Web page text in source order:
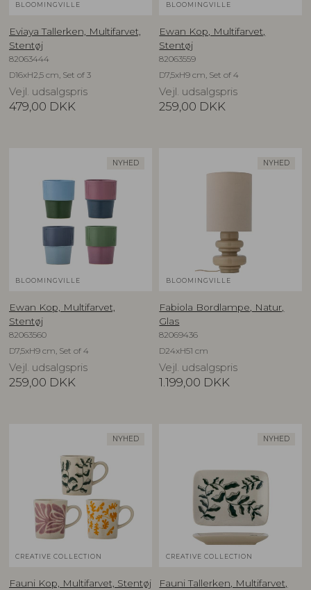
BLOOMINGVILLE
Eviaya Tallerken, Multifarvet,
Stentøj
82063444
D16xH2,5 cm, Set of 3
Vejl. udsalgspris
479,00 DKK
BLOOMINGVILLE
Ewan Kop, Multifarvet,
Stentøj
82063559
D7,5xH9 cm, Set of 4
Vejl. udsalgspris
259,00 DKK
NYHED
BLOOMINGVILLE
Ewan Kop, Multifarvet,
Stentøj
82063560
D7,5xH9 cm, Set of 4
Vejl. udsalgspris
259,00 DKK
NYHED
BLOOMINGVILLE
Fabiola Bordlampe, Natur,
Glas
82069436
D24xH51 cm
Vejl. udsalgspris
1.199,00 DKK
NYHED
CREATIVE COLLECTION
Fauni Kop, Multifarvet, Stentøj
NYHED
CREATIVE COLLECTION
Fauni Tallerken, Multifarvet,